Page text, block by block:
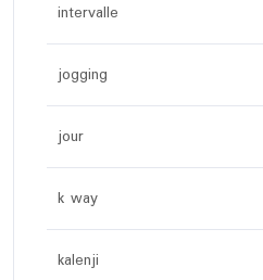
intervalle
jogging
jour
k way
kalenji